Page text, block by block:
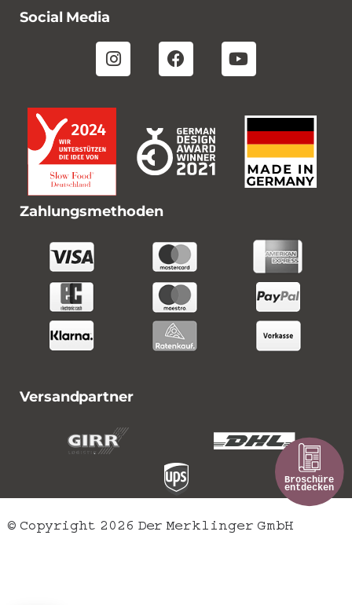
Social Media
Zahlungsmethoden
Versandpartner
© Copyright 2026 Der Merklinger GmbH